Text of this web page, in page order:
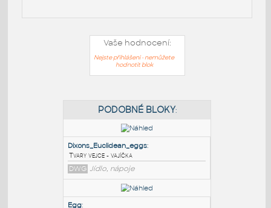
Vaše hodnocení:
Nejste přihlášeni - nemůžete
hodnotit blok
PODOBNÉ BLOKY